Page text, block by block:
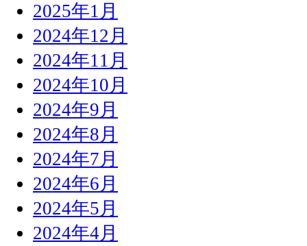
2025年1月
2024年12月
2024年11月
2024年10月
2024年9月
2024年8月
2024年7月
2024年6月
2024年5月
2024年4月